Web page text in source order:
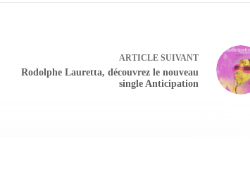
ARTICLESUIVANT
Rodolphe Lauretta, découvrez le nouveau
single Anticipation